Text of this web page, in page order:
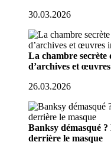
30.03.2026
La chambre secrète
d’archives et
26.03.2026
Banksy démasqué
derrière le masque